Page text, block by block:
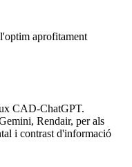
aprofitament
CAD-ChatGPT.
Rendair, per als
i contrast d'informació